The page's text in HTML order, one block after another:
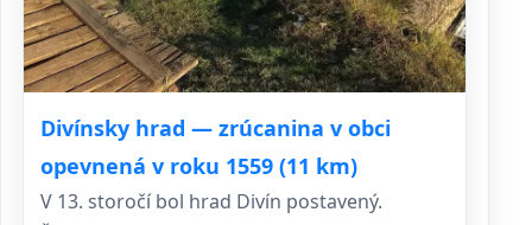
Divínsky hrad — zrúcanina v obci
opevnená v roku 1559 (11 km)
V 13. storočí bol hrad Divín postavený.